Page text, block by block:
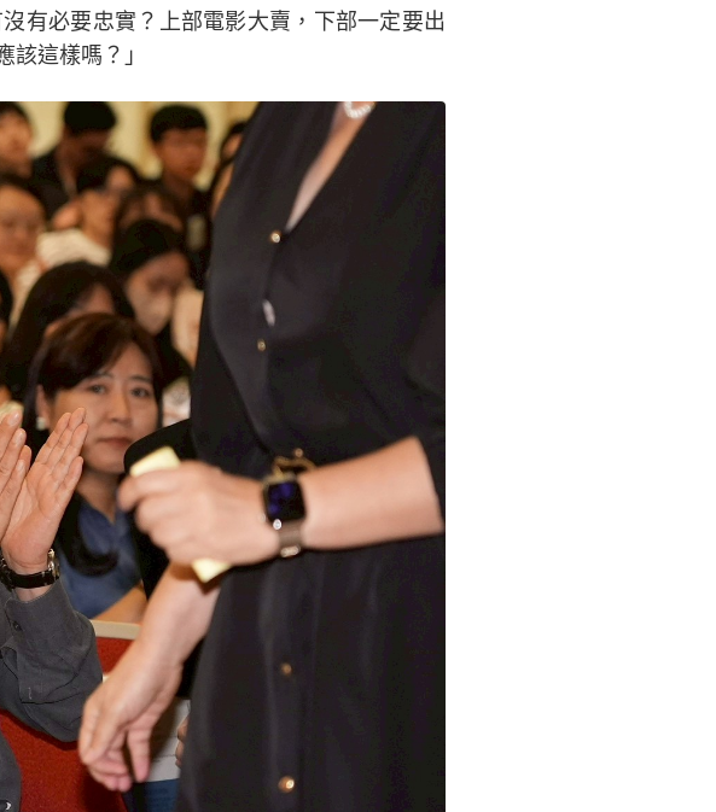
有必要忠實？上部電影大賣，下部一定要出
這樣嗎？」